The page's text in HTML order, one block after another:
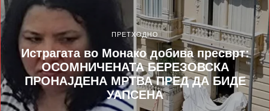
ПРЕТХОДНО
Истрагата во Монако добива пресврт:
ОСОМНИЧЕНАТА БЕРЕЗОВСКА
ПРОНАЈДЕНА МРТВА ПРЕД ДА БИДЕ
УАПСЕНА